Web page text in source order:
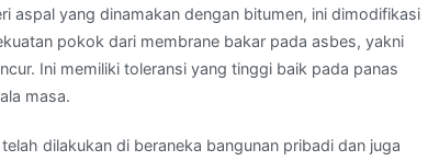
aspal yang dinamakan dengan bitumen, ini dimodifikasi
pokok dari membrane bakar pada asbes, yakni
Ini memiliki toleransi yang tinggi baik pada panas
masa.
dilakukan di beraneka bangunan pribadi dan juga